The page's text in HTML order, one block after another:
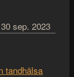
30 sep. 2023
tandhälsa